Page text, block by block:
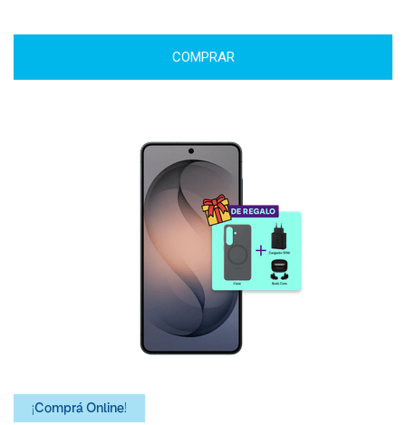
COMPRAR
¡Comprá Online!